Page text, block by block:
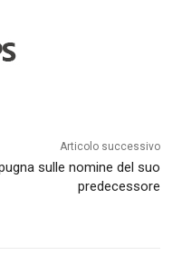
Articolo successivo
sulle nomine del suo
predecessore